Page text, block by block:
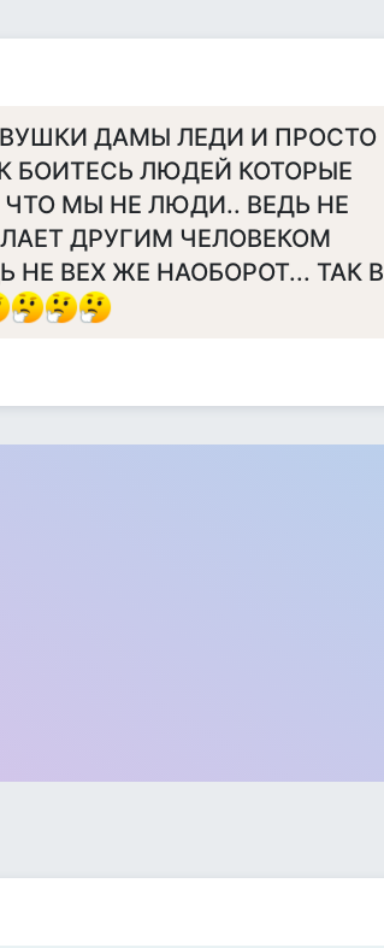
ДАМЫ ЛЕДИ И ПРОСТО
БОИТЕСЬ ЛЮДЕЙ КОТОРЫЕ
МЫ НЕ ЛЮДИ.. ВЕДЬ НЕ
ДРУГИМ ЧЕЛОВЕКОМ
НЕ ВЕХ ЖЕ НАОБОРОТ... ТАК В